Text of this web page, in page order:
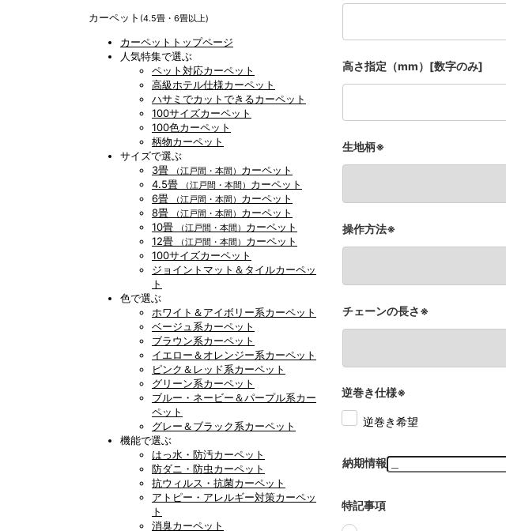
カーペット (4.5畳・6畳以上)
カーペットトップページ
人気特集で選ぶ
ペット対応カーペット
高級ホテル仕様カーペット
ハサミでカットできるカーペット
100サイズカーペット
100色カーペット
柄物カーペット
サイズで選ぶ
3畳
（江戸間・本間） カーペット
4.5畳
（江戸間・本間） カーペット
6畳
（江戸間・本間） カーペット
8畳
（江戸間・本間） カーペット
10畳
（江戸間・本間） カーペット
12畳
（江戸間・本間） カーペット
100サイズカーペット
ジョイントマット＆タイルカーペッ
ト
色で選ぶ
ホワイト＆アイボリー系カーペット
ベージュ系カーペット
ブラウン系カーペット
イエロー＆オレンジー系カーペット
ピンク＆レッド系カーペット
グリーン系カーペット
ブルー・ネービー＆パープル系カー
ペット
グレー＆ブラック系カーペット
機能で選ぶ
はっ水・防汚カーペット
防ダニ・防虫カーペット
抗ウィルス・抗菌カーペット
アトピー・アレルギー対策カーペッ
ト
消臭カーペット
高さ指定（mm）[数字のみ]
生地柄※
操作方法※
チェーンの長さ※
逆巻き仕様※
逆巻き希望
納期情報
特記事項